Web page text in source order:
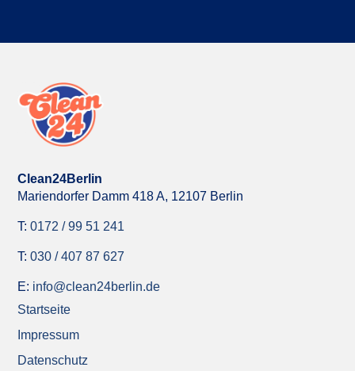
Clean24Berlin
Mariendorfer Damm 418 A, 12107 Berlin
T:0172 / 99 51 241
T:030 / 407 87 627
E: info@clean24berlin.de
Startseite
Impressum
Datenschutz